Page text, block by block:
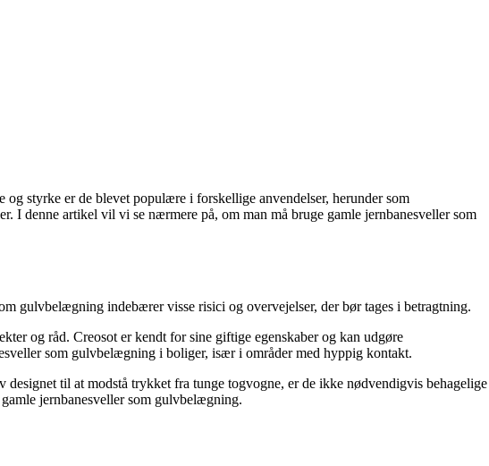
styrke er de blevet populære i forskellige anvendelser, herunder som
I denne artikel vil vi se nærmere på, om man må bruge gamle jernbanesveller som
gulvbelægning indebærer visse risici og overvejelser, der bør tages i betragtning.
og råd. Creosot er kendt for sine giftige egenskaber og kan udgøre
som gulvbelægning i boliger, især i områder med hyppig kontakt.
til at modstå trykket fra tunge togvogne, er de ikke nødvendigvis behagelige
jernbanesveller som gulvbelægning.